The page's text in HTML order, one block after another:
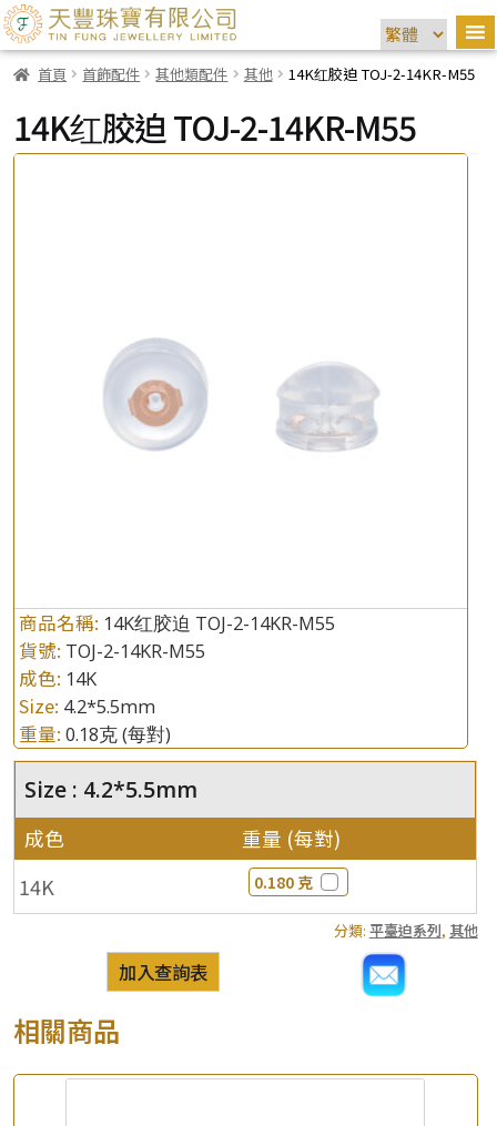
首頁 首飾配件 其他類配件 其他 14K红胶迫 TOJ-2-14KR-M55
14K红胶迫 TOJ-2-14KR-M55
商品名稱: 14K红胶迫 TOJ-2-14KR-M55
貨號: TOJ-2-14KR-M55
成色: 14K
Size: 4.2*5.5mm
重量: 0.18克(每對)
Size : 4.2*5.5mm
成色 重量 (每對)
14K 0.180 克
分類: 平臺迫系列, 其他
加入查詢表
相關商品